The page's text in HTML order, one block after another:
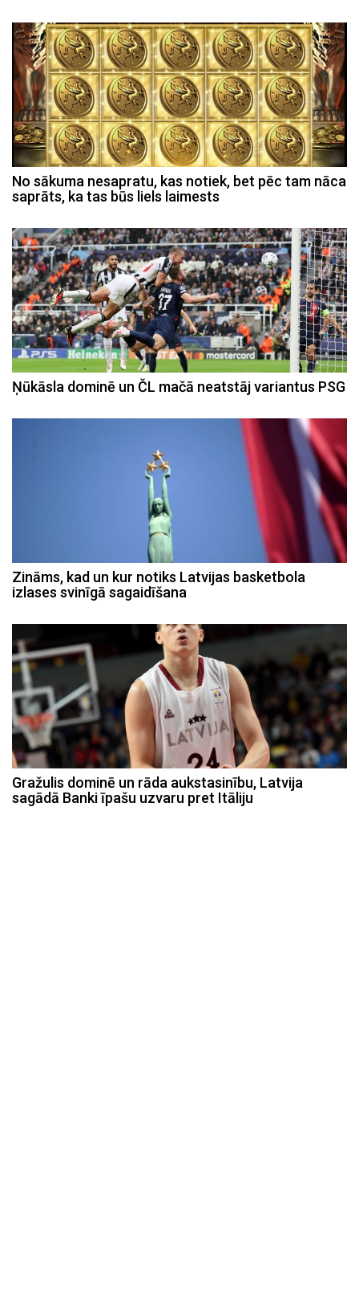
No sākuma nesapratu, kas notiek, bet pēc tam nāca
saprāts, ka tas būs liels laimests
Ņūkāsla dominē un ČL mačā neatstāj variantus PSG
Zināms, kad un kur notiks Latvijas basketbola
izlases svinīgā sagaidīšana
Gražulis dominē un rāda aukstasinību, Latvija
sagādā Banki īpašu uzvaru pret Itāliju